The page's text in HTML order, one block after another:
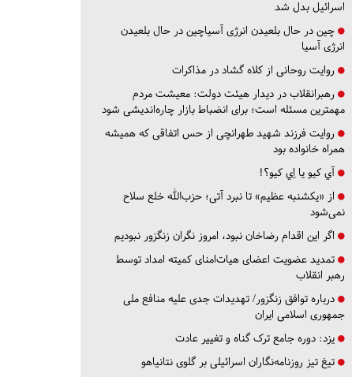
اسرائیل بدل شد
چین در حال بلعیدن انرژی آسیاچین در حال بلعیدن
انرژی آسیا
روایت روحانی از کلاه گشاد در مذاکرات
رهبرانقلاب در دیدار هیئت دولت: معیشت مردم
مهمترین مسئله است؛ برای انضباط بازار چاره‌اندیشی شود
روایت فرزند شهید طهرانچی از حس اتفاقی که همیشه
همراه خانواده بود
آي كيو يا اِي كيو؟!
از «یکشنبه عظیم» تا نبرد آتی؛ حزب‌الله خلع سلاح
نمی‌شود
اگر این اقدام رضاخان نبود، امروز نگران زنگزور نبودیم
تمدید عضویت اعضای هیات‌امنای کمیته امداد توسط
رهبر انقلاب
درباره توافق زنگزور/ تهدیدات جدی علیه منافع ملی
جمهوری اسلامی ایران
یزد: دوره جامع ترک گناه و تغییر عادت
تیغ تیز روزنامه‌نگاران اسرائیلی بر گلوی نتانیاهو